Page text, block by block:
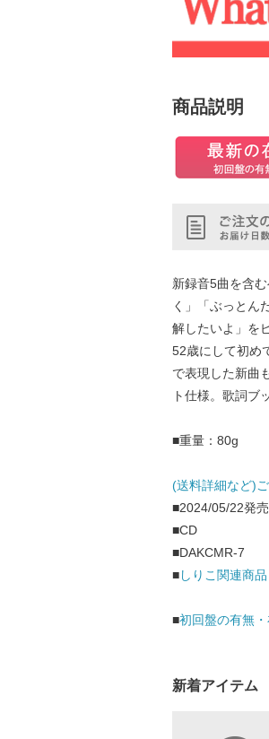
商品説明
新録音5曲を含
く」「ぶっとん
解したいよ」を
52歳にして初め
で表現した新曲
ト仕様。歌詞ブ
■重量：80g
(送料詳細など)
■2024/05/22発売
■CD
■DAKCMR-7
■しりこ関連商品
■初回盤の有無
新着アイテム